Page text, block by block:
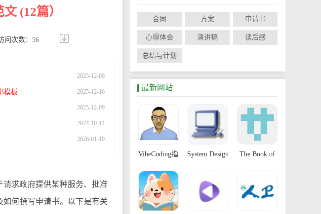
(12篇）
问次数： 56
2025-12-09
模板 2025-12-16
2025-12-09
2024-10-14
2026-01-19
求政府提供某种服务、批准
何撰写申请书。以下是有关
合同 方案 申请书
心得体会 演讲稿 读后感
总结与计划
最新网站
VibeCoding指
南
System Design The Book of
Knowledge